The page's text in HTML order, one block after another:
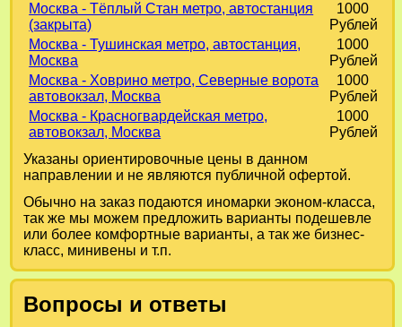
Москва - Тёплый Стан метро, автостанция
(закрыта)
1000
Рублей
Москва - Тушинская метро, автостанция,
Москва
1000
Рублей
Москва - Ховрино метро, Северные ворота
автовокзал, Москва
1000
Рублей
Москва - Красногвардейская метро,
автовокзал, Москва
1000
Рублей
Указаны ориентировочные цены в данном
направлении и не являются публичной офертой.
Обычно на заказ подаются иномарки эконом-класса,
так же мы можем предложить варианты подешевле
или более комфортные варианты, а так же бизнес-
класс, минивены и т.п.
Вопросы и ответы